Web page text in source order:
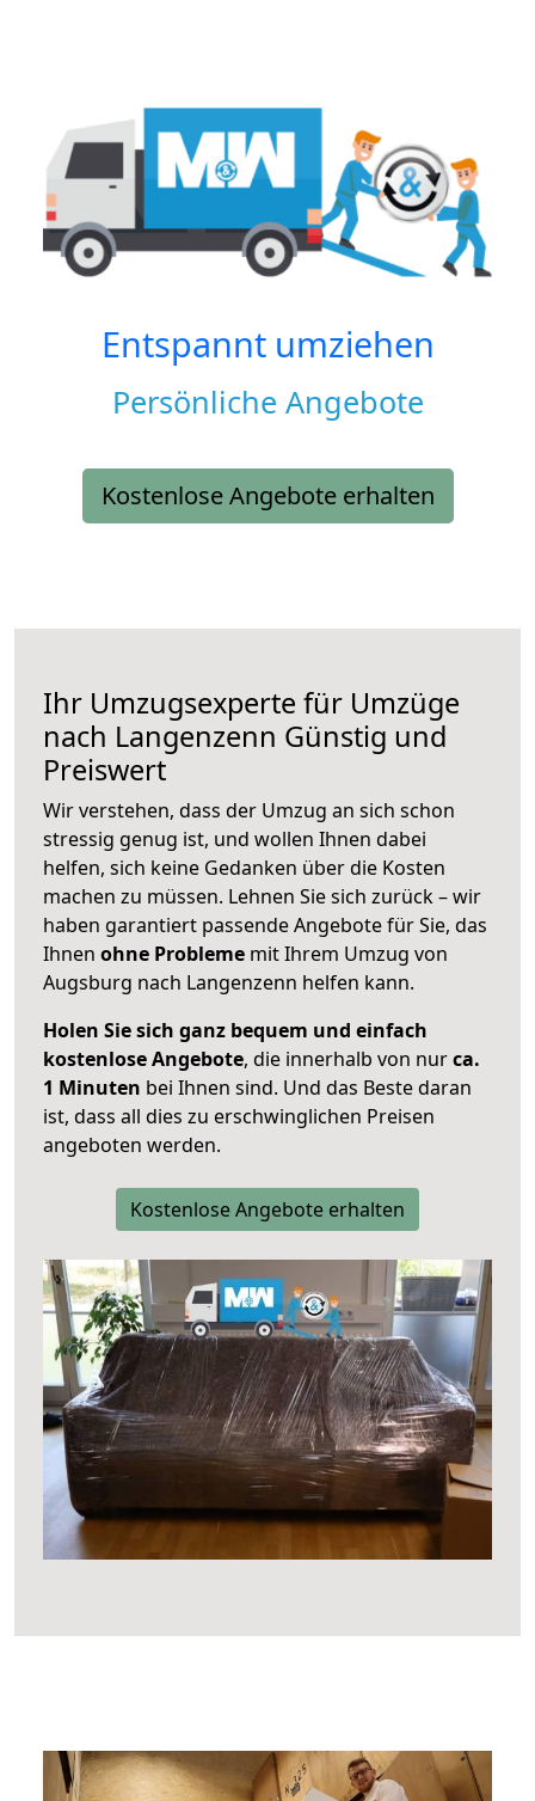
Entspannt umziehen
Persönliche Angebote
Kostenlose Angebote erhalten
Ihr Umzugsexperte für Umzüge
nach Langenzenn Günstig und
Preiswert
Wir verstehen, dass der Umzug an sich schon
stressig genug ist, und wollen Ihnen dabei
helfen, sich keine Gedanken über die Kosten
machen zu müssen. Lehnen Sie sich zurück – wir
haben garantiert passende Angebote für Sie, das
Ihnen ohne Probleme mit Ihrem Umzug von
Augsburg nach Langenzenn helfen kann.
Holen Sie sich ganz bequem und einfach
kostenlose Angebote, die innerhalb von nurca.
1 Minuten bei Ihnen sind. Und das Beste daran
ist, dass all dies zu erschwinglichen Preisen
angeboten werden.
Kostenlose Angebote erhalten